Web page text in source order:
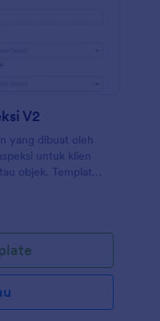
V2
yang dibuat oleh
untuk klien
objek. Templat